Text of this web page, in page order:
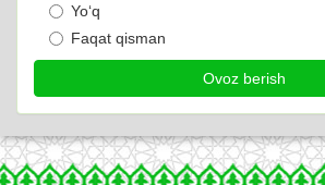
Yo‘q
Faqat qisman